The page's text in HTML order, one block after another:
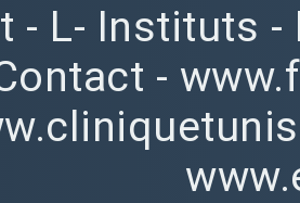
- L- Instituts -
-